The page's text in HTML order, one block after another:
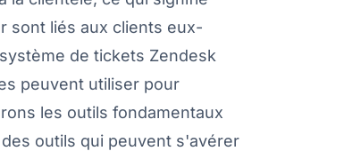
sont liés aux clients eux-
de tickets Zendesk
peuvent utiliser pour
les outils fondamentaux
outils qui peuvent s'avérer